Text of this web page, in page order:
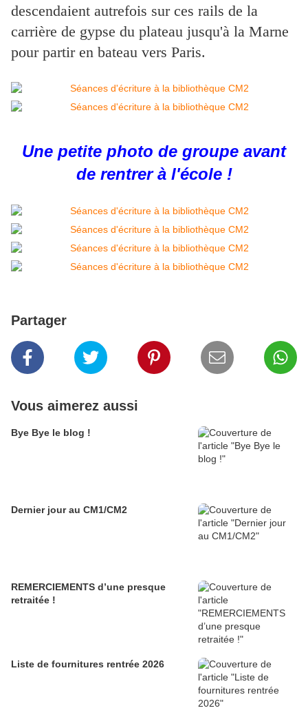
descendaient autrefois sur ces rails de la
carrière de gypse du plateau jusqu'à la Marne
pour partir en bateau vers Paris.
Une petite photo de groupe avant
de rentrer à l'école !
Partager
Vous aimerez aussi
Bye Bye le blog !
Dernier jour au CM1/CM2
REMERCIEMENTS d’une presque
retraitée !
Liste de fournitures rentrée 2026